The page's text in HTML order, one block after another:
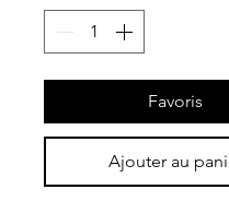
Favoris
Ajouter au